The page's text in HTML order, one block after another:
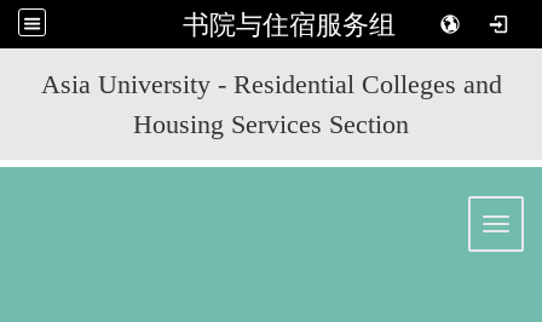
书院与住宿服务组
Asia University - Residential Colleges and
Housing Services Section